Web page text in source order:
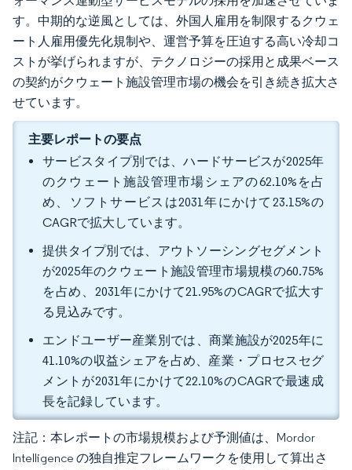
す。中期的な逆風としては、外国人雇用を制限するクウェ
ート人雇用優先化規制や、運営予算を圧迫する高い冷却コ
ストが挙げられますが、テクノロジーの採用と成果ベース
の契約がクウェート施設管理市場の機会を引き続き拡大さ
せています。
主要レポートの要点
サービスタイプ別では、ハードサービスが2025年
のクウェート施設管理市場シェアの62.10%を占
め、ソフトサービスは2031年にかけて23.15%の
CAGRで拡大しています。
提供タイプ別では、アウトソーシングセグメント
が2025年のクウェート施設管理市場規模の60.75%
を占め、2031年にかけて21.95%のCAGRで拡大す
る見込みです。
エンドユーザー産業別では、商業施設が2025年に
41.10%の収益シェアを占め、産業・プロセスセグ
メントが2031年にかけて22.10%のCAGRで最速成
長を記録しています。
注記：本レポートの市場規模および予測値は、Mordor
Intelligence の独自推定フレームワークを使用して算出さ